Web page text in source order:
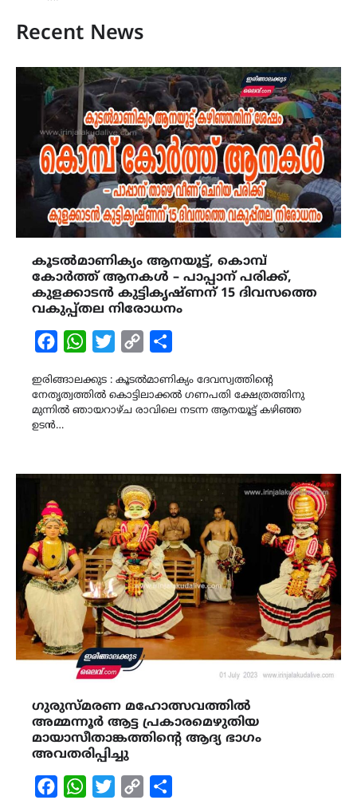
Recent News
കൂടൽമാണിക്യം ആനയൂട്ട്, കൊമ്പ്
കോർത്ത് ആനകൾ – പാപ്പാന് പരിക്ക്,
കുളക്കാടൻ കുട്ടികൃഷ്ണന് 15 ദിവസത്തെ
വകുപ്പ്തല നിരോധനം
FacebookWhatsAppTwitterCopy
ഇരിങ്ങാലക്കുട : കൂടൽമാണിക്യം ദേവസ്വത്തിന്റെ
നേതൃത്വത്തിൽ കൊട്ടിലാക്കൽ ഗണപതി ക്ഷേത്രത്തിനു
മുന്നിൽ ഞായറാഴ്ച രാവിലെ നടന്ന ആനയൂട്ട് കഴിഞ്ഞ
ഉടൻ…
ഗുരുസ്മരണ മഹോത്സവത്തിൽ
അമ്മന്നൂർ ആട്ട പ്രകാരമെഴുതിയ
മായാസീതാങ്കത്തിന്‍റെ ആദ്യ ഭാഗം
അവതരിപ്പിച്ചു
FacebookWhatsAppTwitterCopy